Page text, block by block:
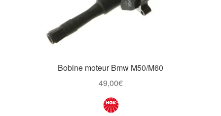
Bobine moteur Bmw M50/M60
49,00€